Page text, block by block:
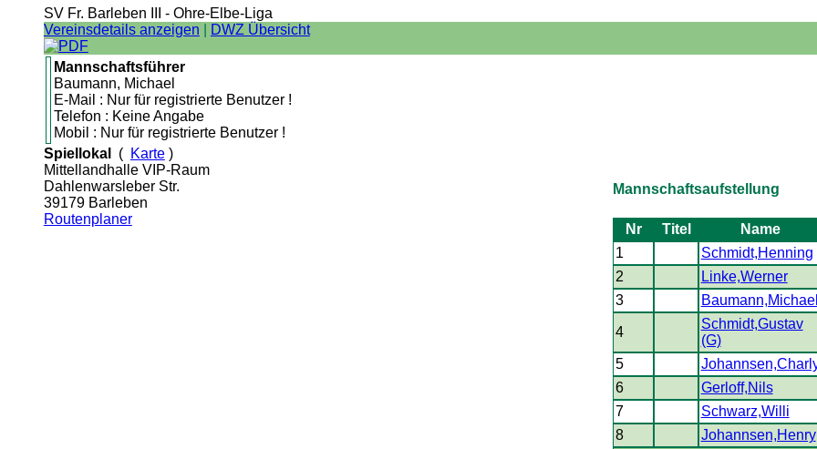
SV Fr. Barleben III - Ohre-Elbe-Liga
Vereinsdetails anzeigen
DWZ Übersicht
Mannschaftsführer
Baumann, Michael
E-Mail : Nur für registrierte Benutzer !
Telefon : Keine Angabe
Mobil : Nur für registrierte Benutzer !
Spiellokal
( Karte)
Mittellandhalle VIP-Raum
Dahlenwarsleber Str.
39179 Barleben
Routenplaner
Mannschaftsaufstellung
Nr Titel Name
1
Schmidt,Henning
2
Linke,Werner
3
Baumann,Michael
4
Schmidt,Gustav
(G)
5
6
Gerloff,Nils
7
Schwarz,Willi
8
Johannsen,Henry